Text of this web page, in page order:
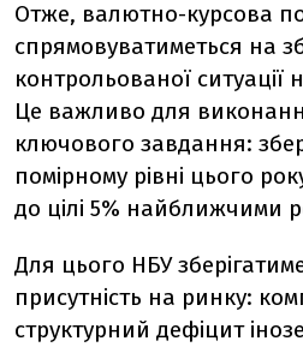
Отже, валютно-курсова
спрямовуватиметься на
контрольованої
Це важливо для
ключового завдання:
помірному рівні цього
до цілі 5% найближчими
Для цього НБУ
присутність на ринку:
структурний дефіцит